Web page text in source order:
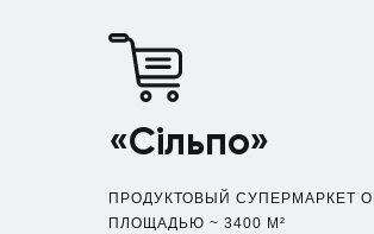
«Сільпо»
ПРОДУКТОВЫЙ СУПЕРМАРКЕТ
ПЛОЩАДЬЮ ~ 3400 М²